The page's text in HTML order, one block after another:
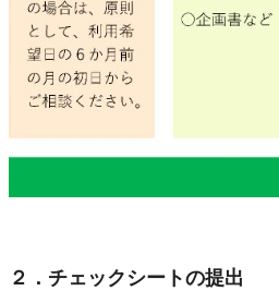
２．チェックシートの提出